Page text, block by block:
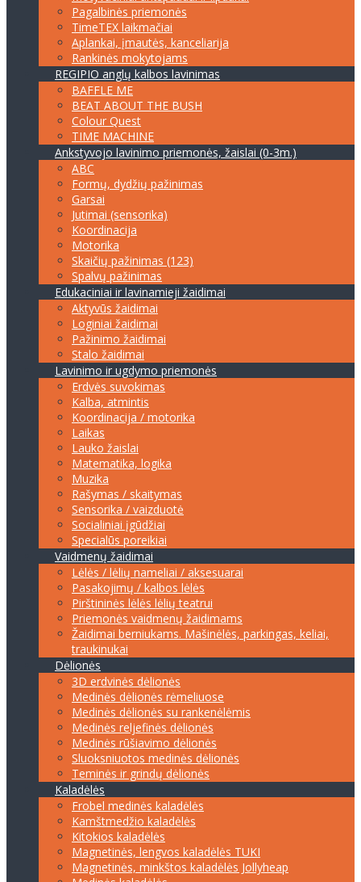
Pagalbinės priemonės
TimeTEX laikmačiai
Aplankai, įmautės, kanceliarija
Rankinės mokytojams
REGIPIO anglų kalbos lavinimas
BAFFLE ME
BEAT ABOUT THE BUSH
Colour Quest
TIME MACHINE
Ankstyvojo lavinimo priemonės, žaislai (0-3m.)
ABC
Formų, dydžių pažinimas
Garsai
Jutimai (sensorika)
Koordinacija
Motorika
Skaičių pažinimas (123)
Spalvų pažinimas
Edukaciniai ir lavinamieji žaidimai
Aktyvūs žaidimai
Loginiai žaidimai
Pažinimo žaidimai
Stalo žaidimai
Lavinimo ir ugdymo priemonės
Erdvės suvokimas
Kalba, atmintis
Koordinacija / motorika
Laikas
Lauko žaislai
Matematika, logika
Muzika
Rašymas / skaitymas
Sensorika / vaizduotė
Socialiniai įgūdžiai
Specialūs poreikiai
Vaidmenų žaidimai
Lėlės / lėlių nameliai / aksesuarai
Pasakojimų / kalbos lėlės
Pirštininės lėlės lėlių teatrui
Priemonės vaidmenų žaidimams
Žaidimai berniukams. Mašinėlės, parkingas, keliai,
traukinukai
Dėlionės
3D erdvinės dėlionės
Medinės dėlionės rėmeliuose
Medinės dėlionės su rankenėlėmis
Medinės reljefinės dėlionės
Medinės rūšiavimo dėlionės
Sluoksniuotos medinės dėlionės
Teminės ir grindų dėlionės
Kaladėlės
Frobel medinės kaladėlės
Kamštmedžio kaladėlės
Kitokios kaladėlės
Magnetinės, lengvos kaladėlės TUKI
Magnetinės, minkštos kaladėlės Jollyheap